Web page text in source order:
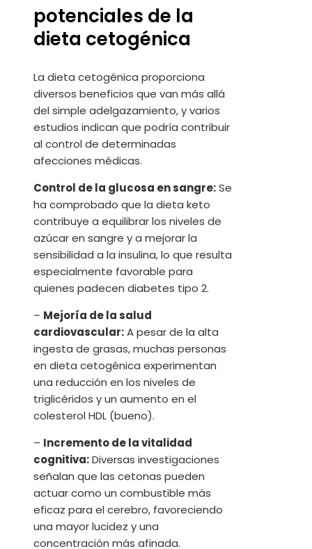
potenciales de la
dieta cetogénica
La dieta cetogénica proporciona
diversos beneficios que van más allá
del simple adelgazamiento, y varios
estudios indican que podría contribuir
al control de determinadas
afecciones médicas.
Control de la glucosa en sangre:Se
ha comprobado que la dieta keto
contribuye a equilibrar los niveles de
azúcar en sangre y a mejorar la
sensibilidad a la insulina, lo que resulta
especialmente favorable para
quienes padecen diabetes tipo 2.
– Mejoría de la salud
cardiovascular:A pesar de la alta
ingesta de grasas, muchas personas
en dieta cetogénica experimentan
una reducción en los niveles de
triglicéridos y un aumento en el
colesterol HDL (bueno).
– Incremento de la vitalidad
cognitiva:Diversas investigaciones
señalan que las cetonas pueden
actuar como un combustible más
eficaz para el cerebro, favoreciendo
una mayor lucidez y una
concentración más afinada.